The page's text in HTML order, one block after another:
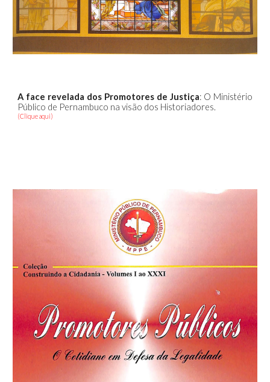
A face revelada dos Promotores de Justiça: O Ministério
Público de Pernambuco na visão dos Historiadores.
(Clique aqui)